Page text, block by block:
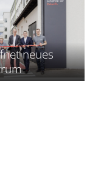
neues